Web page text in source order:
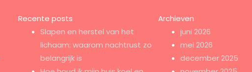
Recente posts
Slapen en herstel van het
lichaam: waarom nachtrust zo
belangrijk is
Archieven
juni 2026
mei 2026
december 2025